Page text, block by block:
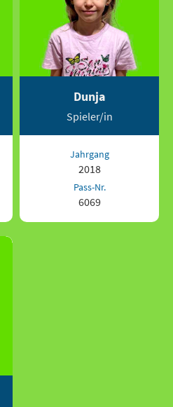
Dunja
Spieler/in
Jahrgang
2018
Pass-Nr.
6069